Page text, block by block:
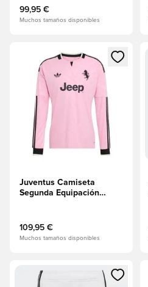
99,95 €
Muchos tamaños disponibles
Abre un modal para iniciar
Juventus Camiseta
Segunda Equipación
109,95 €
Muchos tamaños disponibles
Abre un modal para iniciar